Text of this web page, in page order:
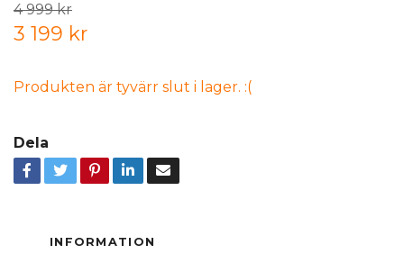
4 999 kr
3 199 kr
Produkten är tyvärr slut i lager. :(
Dela
INFORMATION